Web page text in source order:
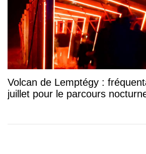
Volcan de Lemptégy :
juillet pour le parcours